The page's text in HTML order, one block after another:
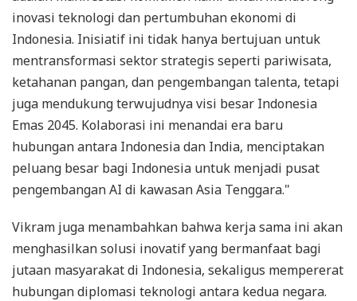
inovasi teknologi dan pertumbuhan ekonomi di
Indonesia. Inisiatif ini tidak hanya bertujuan untuk
mentransformasi sektor strategis seperti pariwisata,
ketahanan pangan, dan pengembangan talenta, tetapi
juga mendukung terwujudnya visi besar Indonesia
Emas 2045. Kolaborasi ini menandai era baru
hubungan antara Indonesia dan India, menciptakan
peluang besar bagi Indonesia untuk menjadi pusat
pengembangan AI di kawasan Asia Tenggara."
Vikram juga menambahkan bahwa kerja sama ini akan
menghasilkan solusi inovatif yang bermanfaat bagi
jutaan masyarakat di Indonesia, sekaligus mempererat
hubungan diplomasi teknologi antara kedua negara.